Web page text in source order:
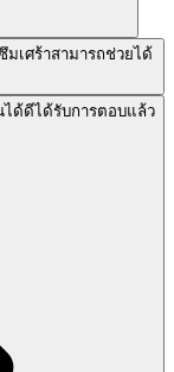
เศร้าสามารถช่วยได้
ได้ดีได้รับการตอบแล้ว